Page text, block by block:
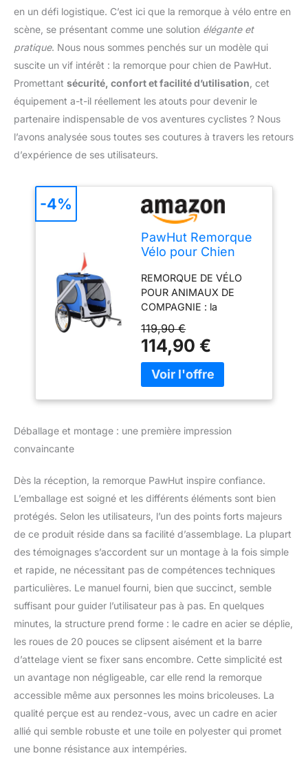
en un défi logistique. C’est ici que la remorque à vélo entre en
scène, se présentant comme une solution élégante et
pratique. Nous nous sommes penchés sur un modèle qui
suscite un vif intérêt : la remorque pour chien de PawHut.
Promettant sécurité, confort et facilité d’utilisation , cet
équipement a-t-il réellement les atouts pour devenir le
partenaire indispensable de vos aventures cyclistes ? Nous
l’avons analysée sous toutes ses coutures à travers les retours
d’expérience de ses utilisateurs.
PawHut Remorque
Vélo pour Chien
30 Kg
130x73x90cm
Blanc
REMORQUE DE VÉLO
POUR ANIMAUX DE
COMPAGNIE : la
chiens est un moyen
facile d'emmener vos
animaux de compagnie
avec vous, que vous
les deux. Convient aux
cm de longueur et
pesant moins de 30 kg.
LES INTEMPÉRIES : le
tissu Oxford construit
sur un cadre en acier est
super solide avec
beaucoup de durabilité
pour lutter contre les
intempéries, l'eau et les
rayons UV. De plus, la
remorque pour chien
offre une excellente
ombre à votre petit ami
qui roule avec vous.
ENTRÉE FACILE ET
BONNE VENTILATION :
avec des portes zippées
à l'avant, à l'arrière et sur
le dessus, votre animal
119,90 €
114,90 €
-4%
Déballage et montage : une première impression
convaincante
Dès la réception, la remorque PawHut inspire confiance.
L’emballage est soigné et les différents éléments sont bien
protégés. Selon les utilisateurs, l’un des points forts majeurs
de ce produit réside dans sa facilité d’assemblage. La plupart
des témoignages s’accordent sur un montage à la fois simple
et rapide, ne nécessitant pas de compétences techniques
particulières. Le manuel fourni, bien que succinct, semble
suffisant pour guider l’utilisateur pas à pas. En quelques
minutes, la structure prend forme : le cadre en acier se déplie,
les roues de 20 pouces se clipsent aisément et la barre
d’attelage vient se fixer sans encombre. Cette simplicité est
un avantage non négligeable, car elle rend la remorque
accessible même aux personnes les moins bricoleuses. La
qualité perçue est au rendez-vous, avec un cadre en acier
allié qui semble robuste et une toile en polyester qui promet
une bonne résistance aux intempéries.